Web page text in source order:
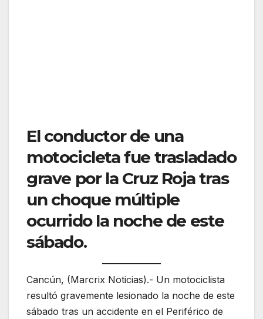
El conductor de una
motocicleta fue trasladado
grave por la Cruz Roja tras
un choque múltiple
ocurrido la noche de este
sábado.
Cancún, (Marcrix Noticias).- Un motociclista
resultó gravemente lesionado la noche de este
sábado tras un accidente en el Periférico de